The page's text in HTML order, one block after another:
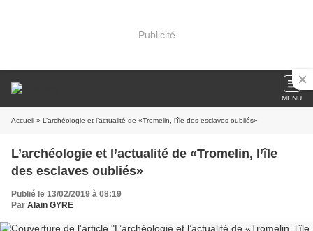
Publicité
MENU
Accueil » L’archéologie et l’actualité de «Tromelin, l’île des esclaves oubliés»
L’archéologie et l’actualité de «Tromelin, l’île
des esclaves oubliés»
Publié le 13/02/2019 à 08:19
Par Alain GYRE